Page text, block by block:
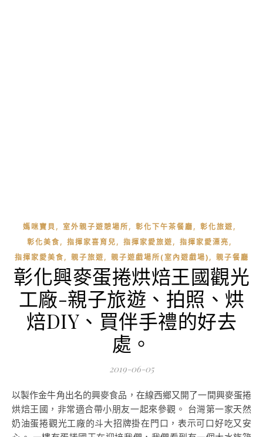
媽咪寶貝, 室外親子遊憩場所, 彰化下午茶餐廳, 彰化旅遊,
彰化美食, 指揮家喜育兒, 指揮家愛旅遊, 指揮家愛漂亮,
指揮家愛美食, 親子旅遊, 親子遊戲場所(室內遊戲場), 親子餐廳
彰化興麥蛋捲烘焙王國觀光
工廠-親子旅遊、拍照、烘
焙DIY、買伴手禮的好去
處。
2019-06-05
以製作金牛角出名的興麥食品，在線西鄉又開了一間興麥蛋捲
烘焙王國，非常適合帶小朋友一起來參觀。 台灣第一家天然
奶油蛋捲觀光工廠的斗大招牌掛在門口，表示可口好吃又安